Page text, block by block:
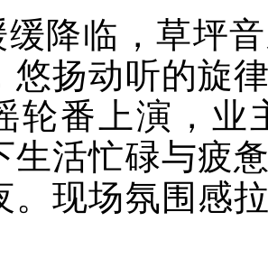
降临，草坪
悠扬动听的旋
轮番上演，业
生活忙碌与疲
。现场氛围感